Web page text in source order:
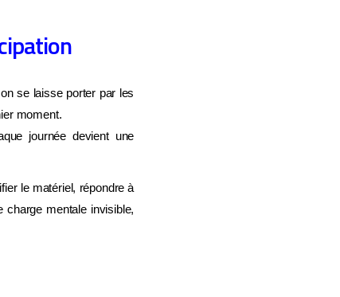
se laisse porter par les
moment.
journée devient une
le matériel, répondre à
mentale invisible,